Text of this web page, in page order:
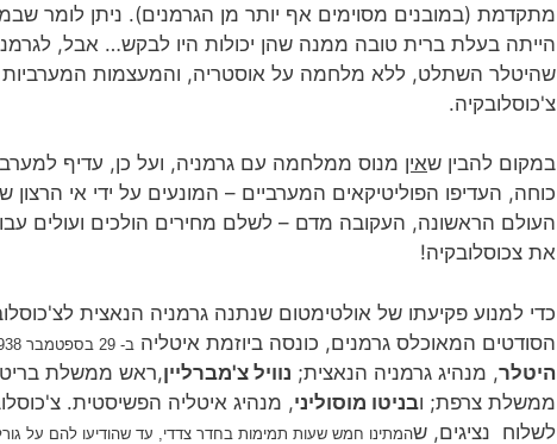
מתקדמת (במובנים מסוימים אף יותר מן הגרמנים). ניתן לומר
הייתה בעלת ברית טובה ממנה שהן יכולות היו לבקש… אבל,
שהיטלר השתלט, ללא מלחמה על אוסטריה, והמעצמות
צ'כוסלובקיה.
במקום להבין שאין מנוס ממלחמה עם גרמניה, ועל כן, עדיף
כוחה, העדיפו הפוליטיקאים המערביים – המונעים על ידי אי
העולם הראשונה, העקובה מדם – לשלם מחירים הולכים ועולים
את צכוסלובקיה!
כדי למנוע פקיעתו של אולטימטום שנתנה גרמניה הנאצית
הסודטים המאוכלס גרמנים, כונסה ביוזמת איטליה ב- 29 בספטמבר
היטלר, מנהיג גרמניה הנאצית; נוויל צ'מברליין,ראש ממשלת
ממשלת צרפת; ובניטו מוסוליני, מנהיג איטליה הפשיסטית.
לשלוח נציגים, שהמתינו חמש שעות תמימות בחדר צדדי, עד שהודיעו להם על